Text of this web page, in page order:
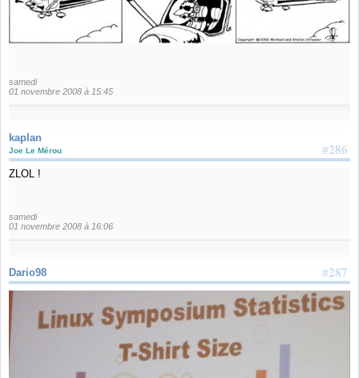
samedi
01 novembre 2008 à 15:45
kaplan
#286
Joe Le Mérou
ZLOL !
samedi
01 novembre 2008 à 16:06
#287
Dario98